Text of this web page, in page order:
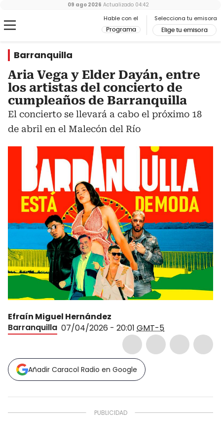
Hable con el
Programa
Selecciona tu emisora
Elige tu emisora
09 ago 2026 Actualizado 04:42
Barranquilla
Aria Vega y Elder Dayán, entre
los artistas del concierto de
cumpleaños de Barranquilla
El concierto se llevará a cabo el próximo 18
de abril en el Malecón del Río
Efraín Miguel Hernández
Barranquilla 07/04/2026 - 20:01 GMT-5
Añadir Caracol Radio en Google